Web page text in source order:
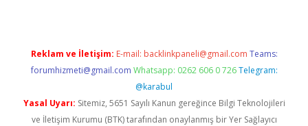
Reklam ve İletişim: E-mail: backlinkpaneli@gmail.com Teams:
forumhizmeti@gmail.com Whatsapp: 0262 606 0 726 Telegram:
@karabul
Yasal Uyarı: Sitemiz, 5651 Sayılı Kanun gereğince Bilgi Teknolojileri
ve İletişim Kurumu (BTK) tarafından onaylanmış bir Yer Sağlayıcı